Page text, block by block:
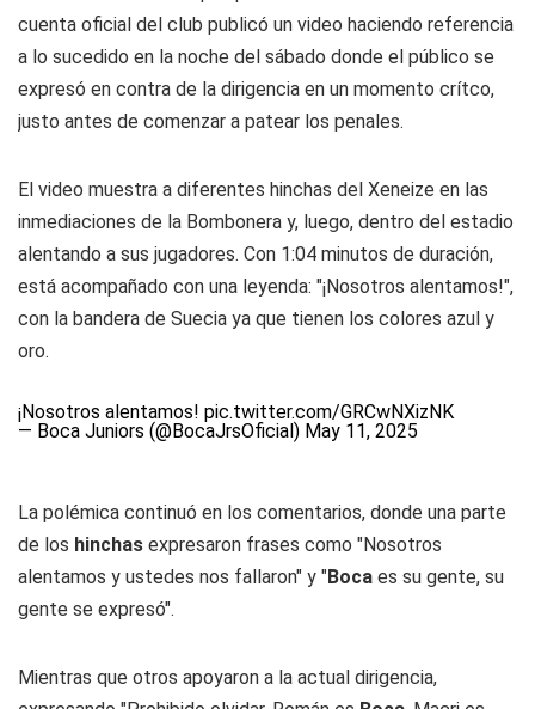
cuenta oficial del club publicó un video haciendo referencia
a lo sucedido en la noche del sábado donde el público se
expresó en contra de la dirigencia en un momento crítco,
justo antes de comenzar a patear los penales.
El video muestra a diferentes hinchas del Xeneize en las
inmediaciones de la Bombonera y, luego, dentro del estadio
alentando a sus jugadores. Con 1:04 minutos de duración,
está acompañado con una leyenda: "¡Nosotros alentamos!",
con la bandera de Suecia ya que tienen los colores azul y
oro.
¡Nosotros alentamos! pic.twitter.com/GRCwNXizNK
— Boca Juniors (@BocaJrsOficial) May 11, 2025
La polémica continuó en los comentarios, donde una parte
de los hinchas expresaron frases como "Nosotros
alentamos y ustedes nos fallaron" y "Boca es su gente, su
gente se expresó".
Mientras que otros apoyaron a la actual dirigencia,